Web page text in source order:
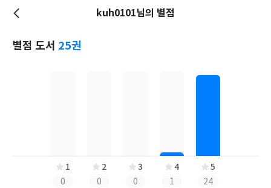
kuh0101님의 별점
별점 도서 25권
1
0
2
0
3
0
4
1
5
24